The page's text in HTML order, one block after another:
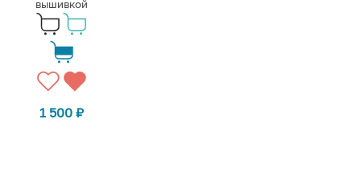
вышивкой
1 500₽